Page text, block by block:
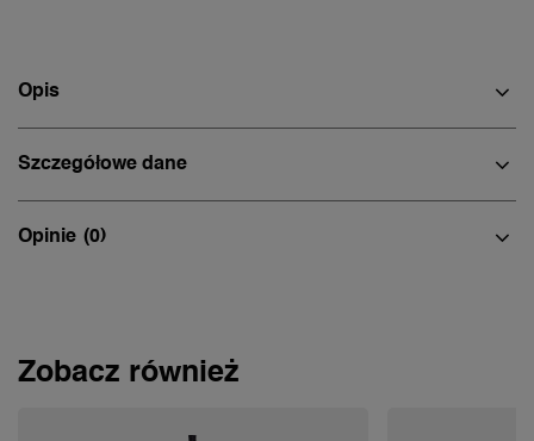
Opis
Szczegółowe dane
Opinie (0)
Zobacz również